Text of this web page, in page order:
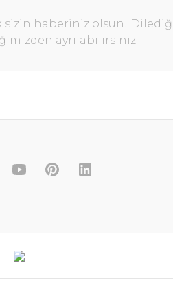
sizin haberiniz olsun!
ayrılabilirsiniz.